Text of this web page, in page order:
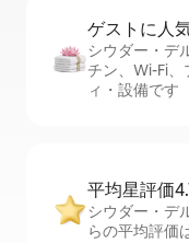
ゲストに人⁠
シウダー・デ
チン、Wi-Fi
ィ・設備です
平均星評価
シウダー・デ
らの平均評価